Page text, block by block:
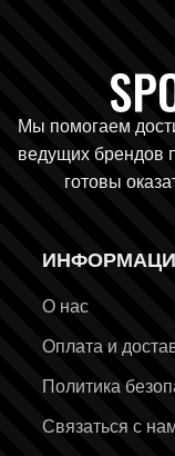
Мы помогаем
ведущих брендов
готовы
О нас
Оплата и
Политика
Связаться с